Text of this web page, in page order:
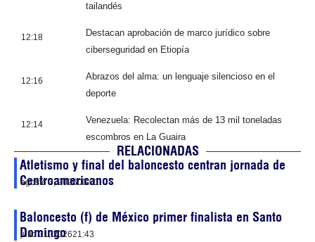
tailandés
12:18
Destacan aprobación de marco jurídico sobre
ciberseguridad en Etiopía
12:16
Abrazos del alma: un lenguaje silencioso en el
deporte
12:14
Venezuela: Recolectan más de 13 mil toneladas
escombros en La Guaira
RELACIONADAS
Atletismo y final del baloncesto centran jornada de
Centroamericanos
agosto 3, 202600:01
Baloncesto (f) de México primer finalista en Santo
Domingo
julio 31, 202621:43